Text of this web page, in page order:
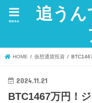
追うん
menu
HOME 仮想通貨投資
2024.11.21
BTC1467万円！